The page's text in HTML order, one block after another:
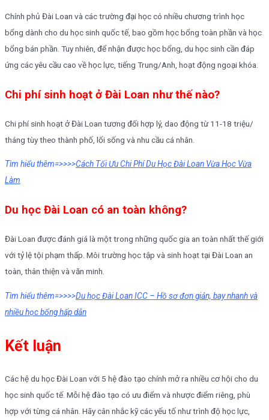
Chính phủ Đài Loan và các trường đại học có nhiều chương trình học
bổng dành cho du học sinh quốc tế, bao gồm học bổng toàn phần và học
bổng bán phần. Tuy nhiên, để nhận được học bổng, du học sinh cần đáp
ứng các yêu cầu cao về học lực, tiếng Trung/Anh, hoạt động ngoại khóa.
Chi phí sinh hoạt ở Đài Loan như thế nào?
Chi phí sinh hoạt ở Đài Loan tương đối hợp lý, dao động từ 11-18 triệu/
tháng tùy theo thành phố, lối sống và nhu cầu cá nhân.
Tìm hiểu thêm=>>>>Cách Tối Ưu Chi Phí Du Học Đài Loan Vừa Học Vừa
Làm
Du học Đài Loan có an toàn không?
Đài Loan được đánh giá là một trong những quốc gia an toàn nhất thế giới
với tỷ lệ tội phạm thấp. Môi trường học tập và sinh hoạt tại Đài Loan an
toàn, thân thiện và văn minh.
Tìm hiểu thêm=>>>>Du học Đài Loan ICC – Hồ sơ đơn giản, bay nhanh và
nhiều học bổng hấp dẫn
Kết luận
Các hệ du học Đài Loan với 5 hệ đào tạo chính mở ra nhiều cơ hội cho du
học sinh quốc tế. Mỗi hệ đào tạo có ưu điểm và nhược điểm riêng, phù
hợp với từng cá nhân. Hãy cân nhắc kỹ các yếu tố như trình độ học lực,